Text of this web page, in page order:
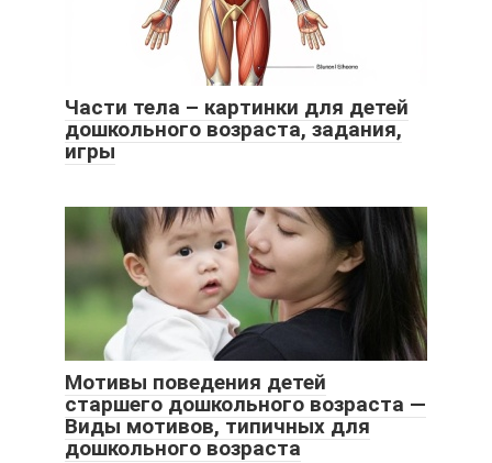
Части тела – картинки для детей
дошкольного возраста, задания,
игры
Мотивы поведения детей
старшего дошкольного возраста —
Виды мотивов, типичных для
дошкольного возраста